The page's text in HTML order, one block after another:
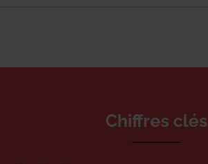
Chiffres clés